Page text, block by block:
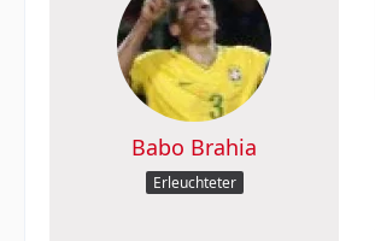
Babo Brahia
Erleuchteter